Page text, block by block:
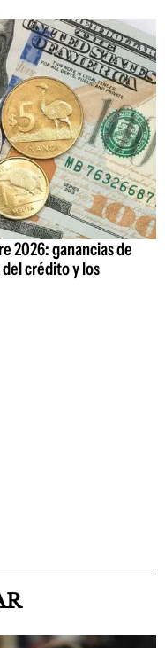
2026: ganancias de
crédito y los